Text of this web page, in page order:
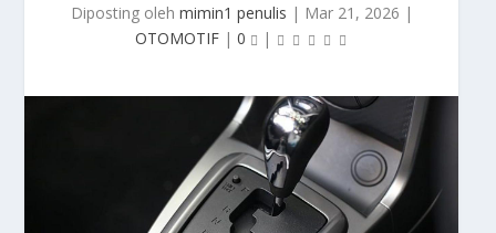
Diposting oleh mimin1 penulis | Mar 21, 2026 |
OTOMOTIF| 0 |